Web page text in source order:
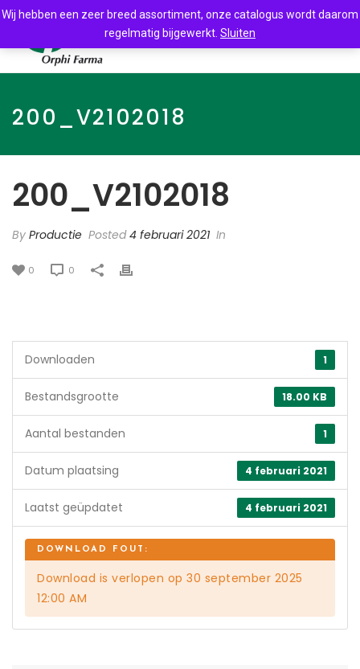
200_V2102018
200_V2102018
By Productie Posted4 februari 2021 In
0 0
1
Downloaden
18.00 KB
Bestandsgrootte
1
Aantal bestanden
4 februari 2021
Datum plaatsing
4 februari 2021
Laatst geüpdatet
Download is verlopen op 30 september 2025
12:00 AM
Wij hebben een zeer breed assortiment, onze catalogus wordt daarom
regelmatig bijgewerkt. Sluiten